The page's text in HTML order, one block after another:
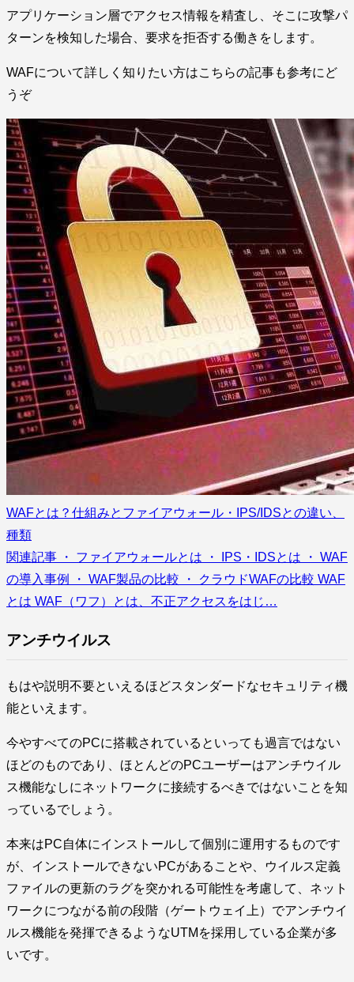
アプリケーション層でアクセス情報を精査し、そこに攻撃パ
ターンを検知した場合、要求を拒否する働きをします。
WAFについて詳しく知りたい方はこちらの記事も参考にど
うぞ
WAFとは？仕組みとファイアウォール・IPS/IDSとの違い、
種類
関連記事 ・ ファイアウォールとは ・ IPS・IDSとは ・ WAF
の導入事例 ・ WAF製品の比較 ・ クラウドWAFの比較 WAF
とは WAF（ワフ）とは、不正アクセスをはじ…
アンチウイルス
もはや説明不要といえるほどスタンダードなセキュリティ機
能といえます。
今やすべてのPCに搭載されているといっても過言ではない
ほどのものであり、ほとんどのPCユーザーはアンチウイル
ス機能なしにネットワークに接続するべきではないことを知
っているでしょう。
本来はPC自体にインストールして個別に運用するものです
が、インストールできないPCがあることや、ウイルス定義
ファイルの更新のラグを突かれる可能性を考慮して、ネット
ワークにつながる前の段階（ゲートウェイ上）でアンチウイ
ルス機能を発揮できるようなUTMを採用している企業が多
いです。